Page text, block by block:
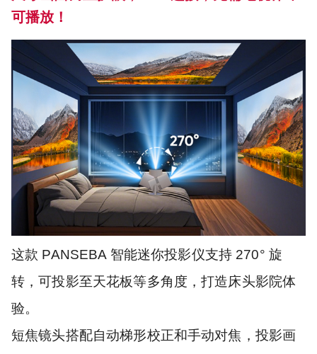
可播放！
这款 PANSEBA 智能迷你投影仪支持 270° 旋
转，可投影至天花板等多角度，打造床头影院体
验。
短焦镜头搭配自动梯形校正和手动对焦，投影画